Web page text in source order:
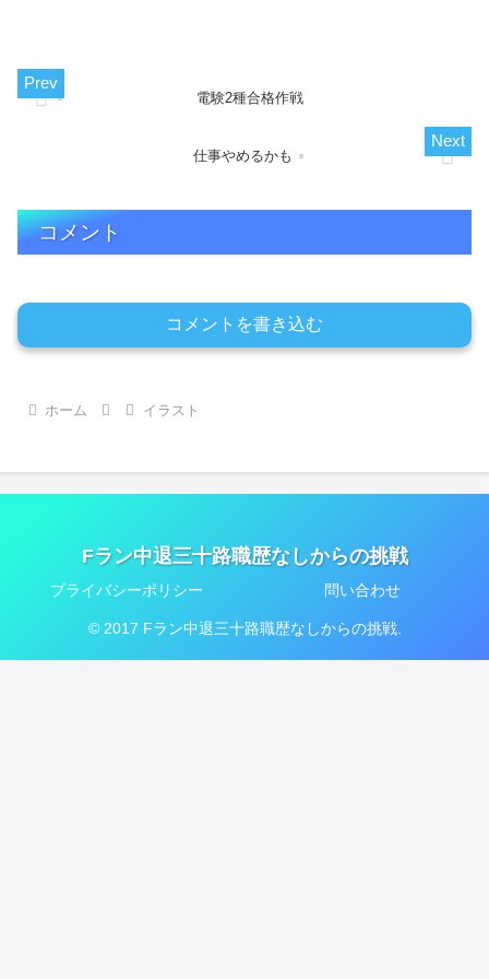
電験2種合格作戦
仕事やめるかも
コメント
コメントを書き込む
ホーム イラスト
Fラン中退三十路職歴なしからの挑戦
プライバシーポリシー 問い合わせ
© 2017 Fラン中退三十路職歴なしからの挑戦.